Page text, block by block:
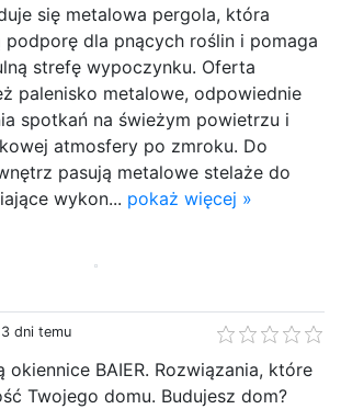
się metalowa pergola, która
podporę dla pnących roślin i pomaga
strefę wypoczynku. Oferta
palenisko metalowe, odpowiednie
spotkań na świeżym powietrzu i
atmosfery po zmroku. Do
pasują metalowe stelaże do
wykon... pokaż więcej »
dni temu
okiennice BAIER. Rozwiązania, które
Twojego domu. Budujesz dom?